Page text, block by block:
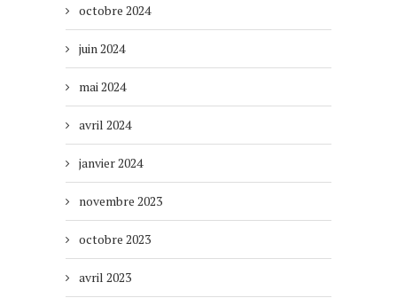
octobre 2024
juin 2024
mai 2024
avril 2024
janvier 2024
novembre 2023
octobre 2023
avril 2023